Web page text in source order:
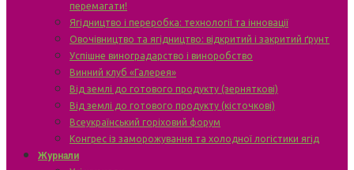
перемагати!
Ягідництво і переробка: технології та інновації
Овочівництво та ягідництво: відкритий і закритий ґрунт
Успішне виноградарство і виноробство
Винний клуб «Галерея»
Від землі до готового продукту (зерняткові)
Від землі до готового продукту (кісточкові)
Всеукраїнський горіховий форум
Конгрес із заморожування та холодної логістики ягід
Журнали